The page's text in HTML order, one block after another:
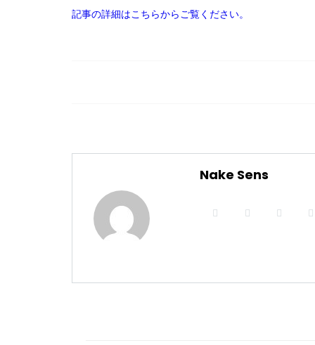
記事の詳細はこちらからご覧ください。
Nake Sens